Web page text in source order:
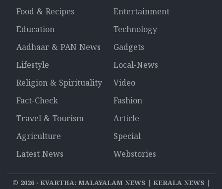
Food & Recipes
Entertainment
Education
Technology
Aadhaar & PAN News
Gadgets
Lifestyle
Local-News
Religion & Spirituality
Video
Fact-Check
Fashion
Travel & Tourism
Article
Agriculture
Special
Latest News
Webstories
© 2026‧ KVARTHA: MALAYALAM NEWS | KERALA NEWS |